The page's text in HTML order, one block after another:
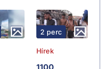
2 perc
Hírek
1100